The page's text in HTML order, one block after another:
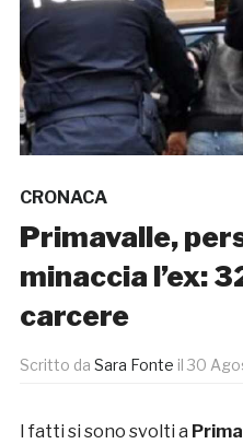
CRONACA
Primavalle,
minaccia l’ex:
carcere
Scritto da Sara Fonte il 30
I fatti si sono svolti a